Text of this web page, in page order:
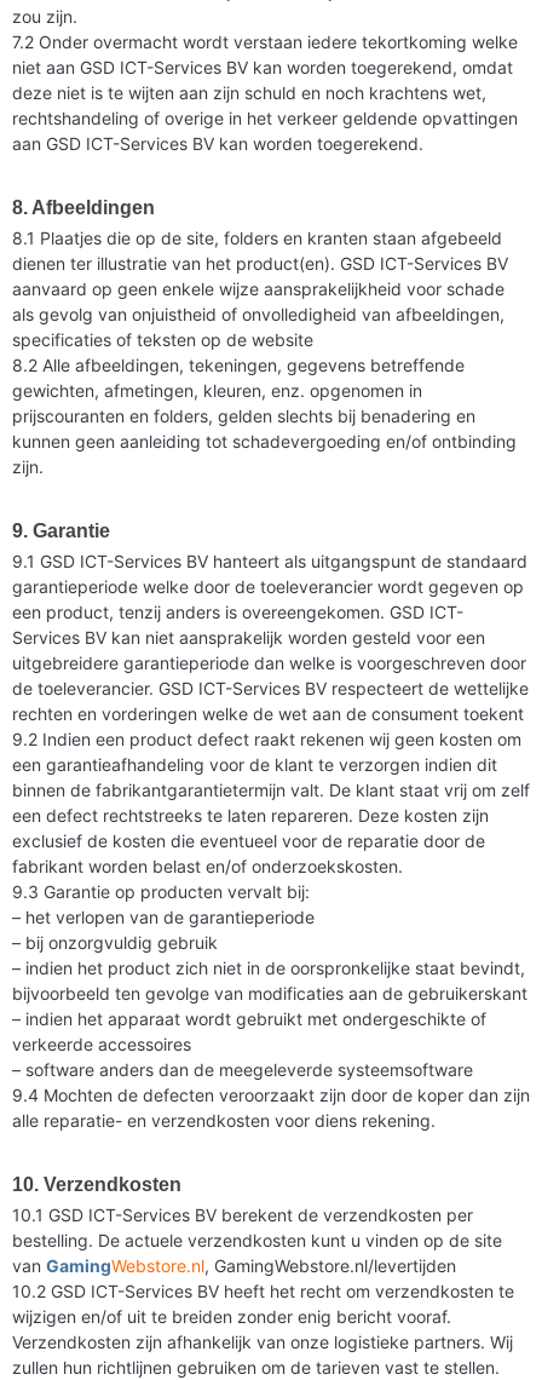
zou zijn.
7.2 Onder overmacht wordt verstaan iedere tekortkoming welke
niet aan GSD ICT-Services BV kan worden toegerekend, omdat
deze niet is te wijten aan zijn schuld en noch krachtens wet,
rechtshandeling of overige in het verkeer geldende opvattingen
aan GSD ICT-Services BV kan worden toegerekend.
8. Afbeeldingen
8.1 Plaatjes die op de site, folders en kranten staan afgebeeld
dienen ter illustratie van het product(en). GSD ICT-Services BV
aanvaard op geen enkele wijze aansprakelijkheid voor schade
als gevolg van onjuistheid of onvolledigheid van afbeeldingen,
specificaties of teksten op de website
8.2 Alle afbeeldingen, tekeningen, gegevens betreffende
gewichten, afmetingen, kleuren, enz. opgenomen in
prijscouranten en folders, gelden slechts bij benadering en
kunnen geen aanleiding tot schadevergoeding en/of ontbinding
zijn.
9. Garantie
9.1 GSD ICT-Services BV hanteert als uitgangspunt de standaard
garantieperiode welke door de toeleverancier wordt gegeven op
een product, tenzij anders is overeengekomen. GSD ICT-
Services BV kan niet aansprakelijk worden gesteld voor een
uitgebreidere garantieperiode dan welke is voorgeschreven door
de toeleverancier. GSD ICT-Services BV respecteert de wettelijke
rechten en vorderingen welke de wet aan de consument toekent
9.2 Indien een product defect raakt rekenen wij geen kosten om
een garantieafhandeling voor de klant te verzorgen indien dit
binnen de fabrikantgarantietermijn valt. De klant staat vrij om zelf
een defect rechtstreeks te laten repareren. Deze kosten zijn
exclusief de kosten die eventueel voor de reparatie door de
fabrikant worden belast en/of onderzoekskosten.
9.3 Garantie op producten vervalt bij:
– het verlopen van de garantieperiode
– bij onzorgvuldig gebruik
– indien het product zich niet in de oorspronkelijke staat bevindt,
bijvoorbeeld ten gevolge van modificaties aan de gebruikerskant
– indien het apparaat wordt gebruikt met ondergeschikte of
verkeerde accessoires
– software anders dan de meegeleverde systeemsoftware
9.4 Mochten de defecten veroorzaakt zijn door de koper dan zijn
alle reparatie- en verzendkosten voor diens rekening.
10. Verzendkosten
10.1 GSD ICT-Services BV berekent de verzendkosten per
bestelling. De actuele verzendkosten kunt u vinden op de site
van GamingWebstore.nl, GamingWebstore.nl/levertijden
10.2 GSD ICT-Services BV heeft het recht om verzendkosten te
wijzigen en/of uit te breiden zonder enig bericht vooraf.
Verzendkosten zijn afhankelijk van onze logistieke partners. Wij
zullen hun richtlijnen gebruiken om de tarieven vast te stellen.